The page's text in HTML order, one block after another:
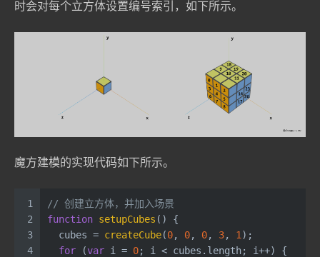
时会对每个立方体设置编号索引，如下所示。
魔方建模的实现代码如下所示。
1
2
3
4
// 创建立方体，并加入场景
function setupCubes ( ) {
  cubes =
createCube(0, 0, 0, 3, 1 );
for (var i = 0; i < cubes. length; i++) {